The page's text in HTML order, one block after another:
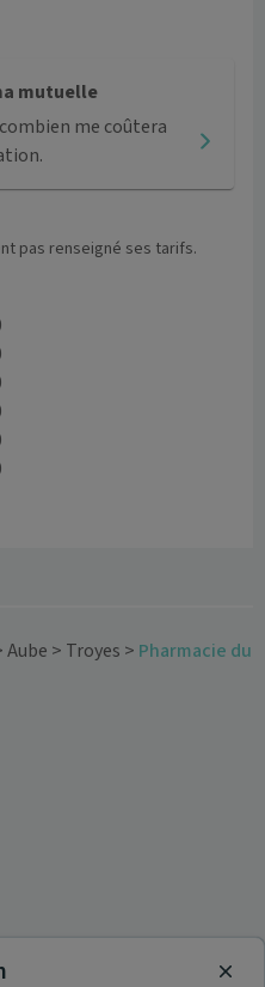
mutuelle
me coûtera
pas renseigné ses tarifs.
Aube > Troyes > Pharmacie du